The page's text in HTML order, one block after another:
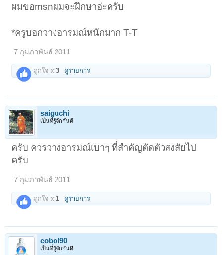
ผมขอmsnผมจะฝึกษาอ่ะครับ
*ครูบอกวางอารมณ์หนักมาก T-T
7 กุมภาพันธ์ 2011
ถูกใจ x3 ดูรายการ
saiguchi
เป็นที่รู้จักกันดี
ครับ ควรวางอารมณ์เบาๆ ที่สำคัญตัดตัวสงสัยไป
ครับ
7 กุมภาพันธ์ 2011
ถูกใจ x 1 ดูรายการ
cobol90
เป็นที่รู้จักกันดี